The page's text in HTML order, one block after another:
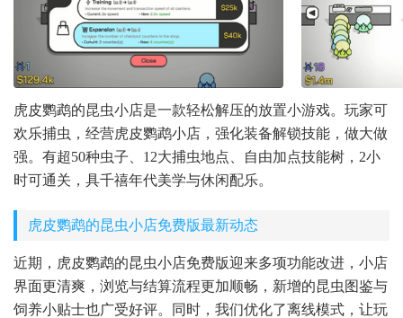
虎皮鹦鹉的昆虫小店是一款轻松解压的放置小游戏。玩家可
欢乐捕虫，经营虎皮鹦鹉小店，强化装备解锁技能，做大做
强。有超50种虫子、12大捕虫地点、自由加点技能树，2小
时可通关，具千禧年代美学与休闲配乐。
虎皮鹦鹉的昆虫小店免费版最新动态
近期，虎皮鹦鹉的昆虫小店免费版迎来多项功能改进，小店
界面更清爽，浏览与结算流程更加顺畅，新增的昆虫图鉴与
饲养小贴士也广受好评。同时，我们优化了离线模式，让玩